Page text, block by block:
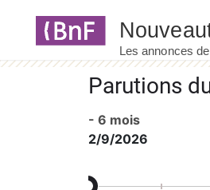
Parutions
- 6 mois
2/9/2026